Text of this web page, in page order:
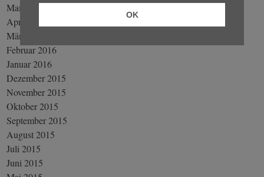
Mai 2016
April 2016
März 2016
Februar 2016
Januar 2016
Dezember 2015
November 2015
Oktober 2015
September 2015
August 2015
Juli 2015
Juni 2015
OK